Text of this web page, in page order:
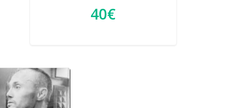
40€